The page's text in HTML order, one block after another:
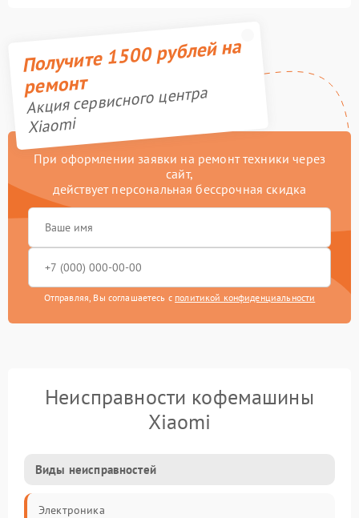
Получите 1500 рублей на
ремонт
Акция сервисного центра
Xiaomi
При оформлении заявки на ремонт техники через
сайт,
действует персональная бессрочная скидка
Отправляя, Вы соглашаетесь с политикой конфиденциальности
Неисправности кофемашины
Xiaomi
Виды неисправностей
Электроника